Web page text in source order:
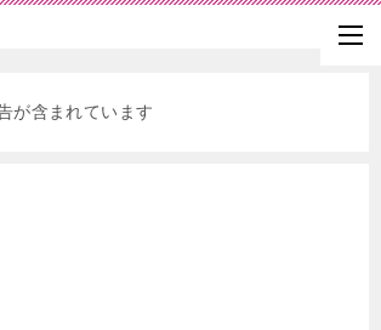
が含まれています